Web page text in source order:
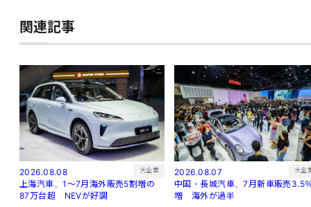
関連記事
2026.08.08 大企業
上海汽車、1～7月海外販売5割増の
87万台超 NEVが好調
2026.08.07 大企
中国・長城汽車、7月新車販売3.5
増 海外が過半